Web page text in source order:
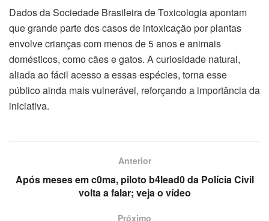
Dados da Sociedade Brasileira de Toxicologia apontam
que grande parte dos casos de intoxicação por plantas
envolve crianças com menos de 5 anos e animais
domésticos, como cães e gatos. A curiosidade natural,
aliada ao fácil acesso a essas espécies, torna esse
público ainda mais vulnerável, reforçando a importância da
iniciativa.
Anterior
Após meses em c0ma, piloto b4lead0 da Polícia Civil
volta a falar; veja o vídeo
Próximo